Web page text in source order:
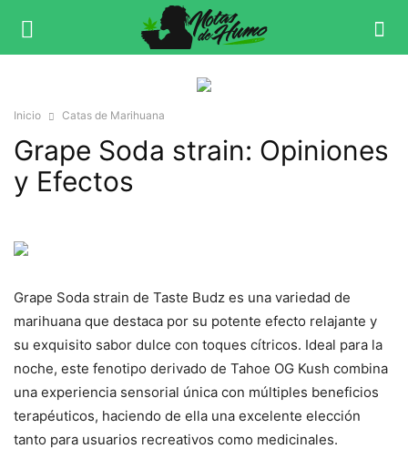
Inicio Catas de Marihuana
Grape Soda strain: Opiniones
y Efectos
Grape Soda strain de Taste Budz es una variedad de
marihuana que destaca por su potente efecto relajante y
su exquisito sabor dulce con toques cítricos. Ideal para la
noche, este fenotipo derivado de Tahoe OG Kush combina
una experiencia sensorial única con múltiples beneficios
terapéuticos, haciendo de ella una excelente elección
tanto para usuarios recreativos como medicinales.